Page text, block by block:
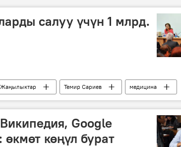
салуу үчүн 1 млрд.
Жаңылыктар Темир Сариев
медицина
Google
көңүл бурат